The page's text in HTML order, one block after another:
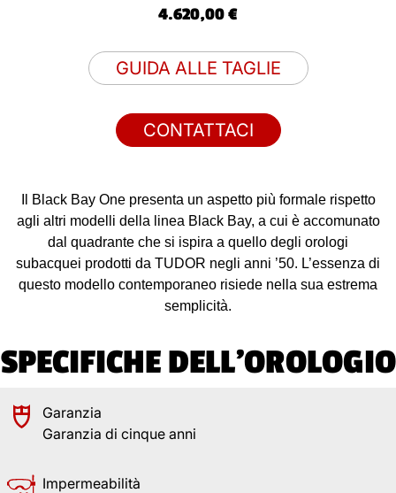
4.620,00 €
GUIDA ALLE TAGLIE
CONTATTACI
Il Black Bay One presenta un aspetto più formale rispetto
agli altri modelli della linea Black Bay, a cui è accomunato
dal quadrante che si ispira a quello degli orologi
subacquei prodotti da TUDOR negli anni ’50. L’essenza di
questo modello contemporaneo risiede nella sua estrema
semplicità.
SPECIFICHE DELL'OROLOGIO
Garanzia
Garanzia di cinque anni
Impermeabilità